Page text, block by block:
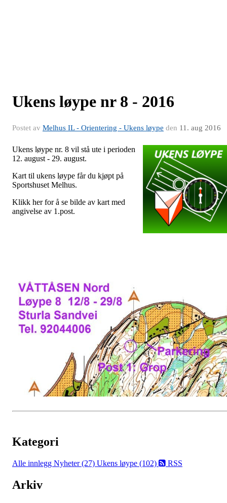
Ukens løype nr 8 - 2016
Postet av Melhus IL - Orientering - Ukens løype den 11. aug 2016
Ukens løype nr. 8 vil stå ute i perioden
12. august - 29. august.
Kart til ukens løype får du kjøpt på
Sportshuset Melhus.
Klikk her for å se bilde av kart med
angivelse av 1.post.
Kategori
Alle innlegg Nyheter (27) Ukens løype (102) RSS
Arkiv